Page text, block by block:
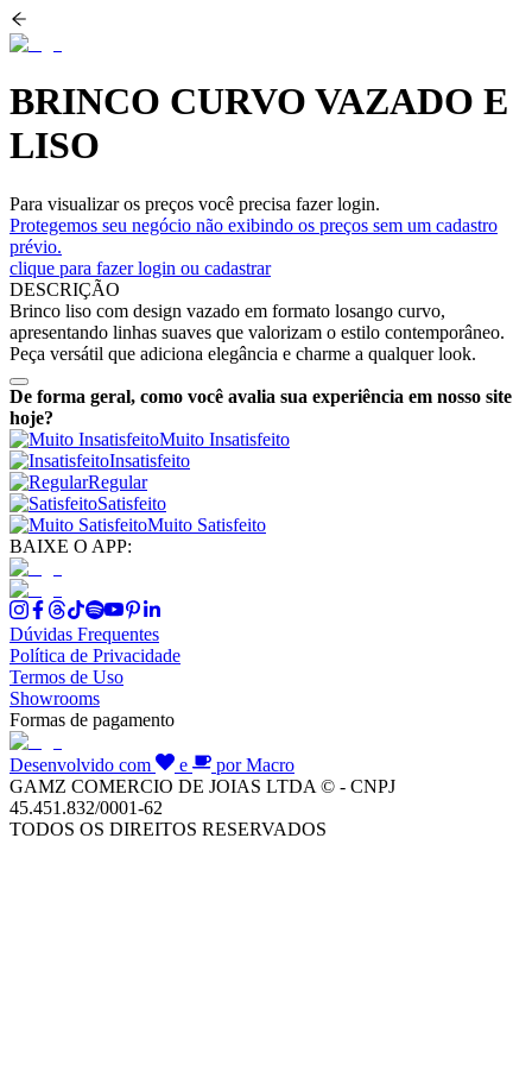
BRINCO CURVO VAZADO E
LISO
Para visualizar os preços você precisa fazer login.
Protegemos seu negócio não exibindo os preços sem um cadastro
prévio.
clique para fazer login ou cadastrar
DESCRIÇÃO
Brinco liso com design vazado em formato losango curvo,
apresentando linhas suaves que valorizam o estilo contemporâneo.
Peça versátil que adiciona elegância e charme a qualquer look.
De forma geral, como você avalia sua experiência em nosso site
hoje?
Muito Insatisfeito
Insatisfeito
Regular
Satisfeito
Muito Satisfeito
BAIXE O APP:
Dúvidas Frequentes
Política de Privacidade
Termos de Uso
Showrooms
Formas de pagamento
Desenvolvido com e
por Macro
GAMZ COMERCIO DE JOIAS LTDA © - CNPJ
45.451.832/0001-62
TODOS OS DIREITOS RESERVADOS